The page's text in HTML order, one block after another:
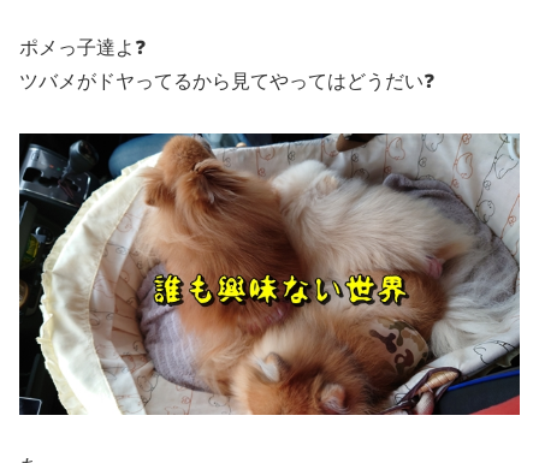
ポメっ子達よ❓
ツバメがドヤってるから見てやってはどうだい❓